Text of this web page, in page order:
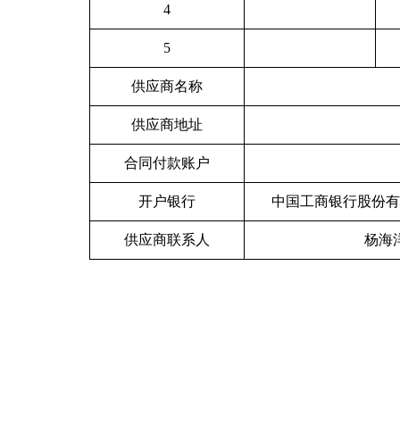
4
5
供应商名称
供应商地址
合同付款账户
开户银行 中国工商银行股份
供应商联系人 杨海